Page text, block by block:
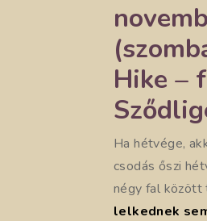
Hike –
Ha hétvége,
csodás őszi
négy fal között
lelkednek